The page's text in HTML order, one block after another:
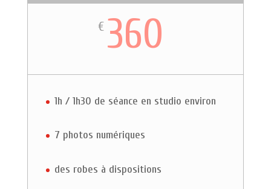
€ 360
1h / 1h30 de séance en studio environ
7 photos numériques
des robes à dispositions